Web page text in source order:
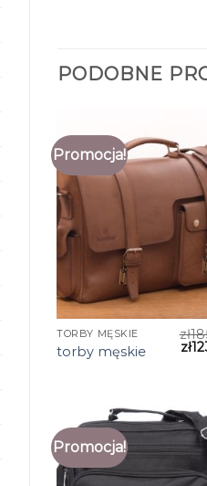
PODOBNE
Promocja!
TORBY MĘSKIE
torby męskie
zł
zł
Promocja!